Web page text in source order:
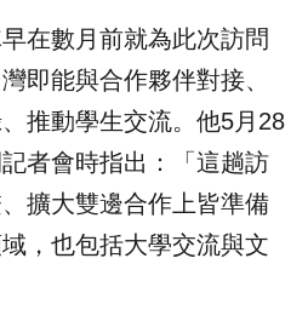
在數月前就為此次訪問
即能與合作夥伴對接、
推動學生交流。他5月28
者會時指出：「這趟訪
擴大雙邊合作上皆準備
，也包括大學交流與文